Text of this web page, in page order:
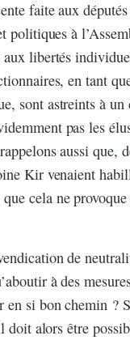
faite aux députés
politiques à
aux libertés
en tant
sont astreints à un
pas les
aussi que,
Kir venaient
que cela ne
de
à des
en si bon chemin ?
doit alors être